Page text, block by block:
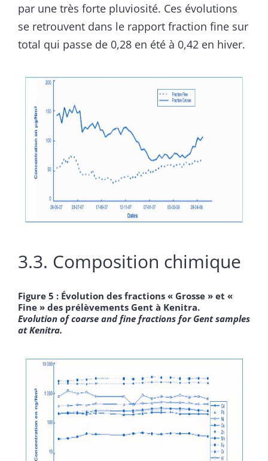
par une très forte pluviosité. Ces évolutions
se retrouvent dans le rapport fraction fine sur
total qui passe de 0,28 en été à 0,42 en hiver.
3.3. Composition chimique
Figure 5 : Évolution des fractions « Grosse » et «
Fine » des prélèvements Gent à Kenitra.
Evolution of coarse and fine fractions for Gent samples
at Kenitra.